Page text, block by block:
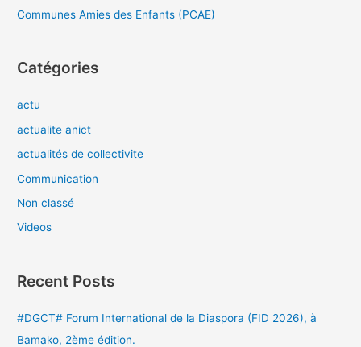
Communes Amies des Enfants (PCAE)
Catégories
actu
actualite anict
actualités de collectivite
Communication
Non classé
Videos
Recent Posts
#DGCT# Forum International de la Diaspora (FID 2026), à
Bamako, 2ème édition.